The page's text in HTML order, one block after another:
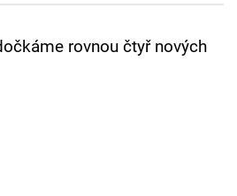
rovnou čtyř nových